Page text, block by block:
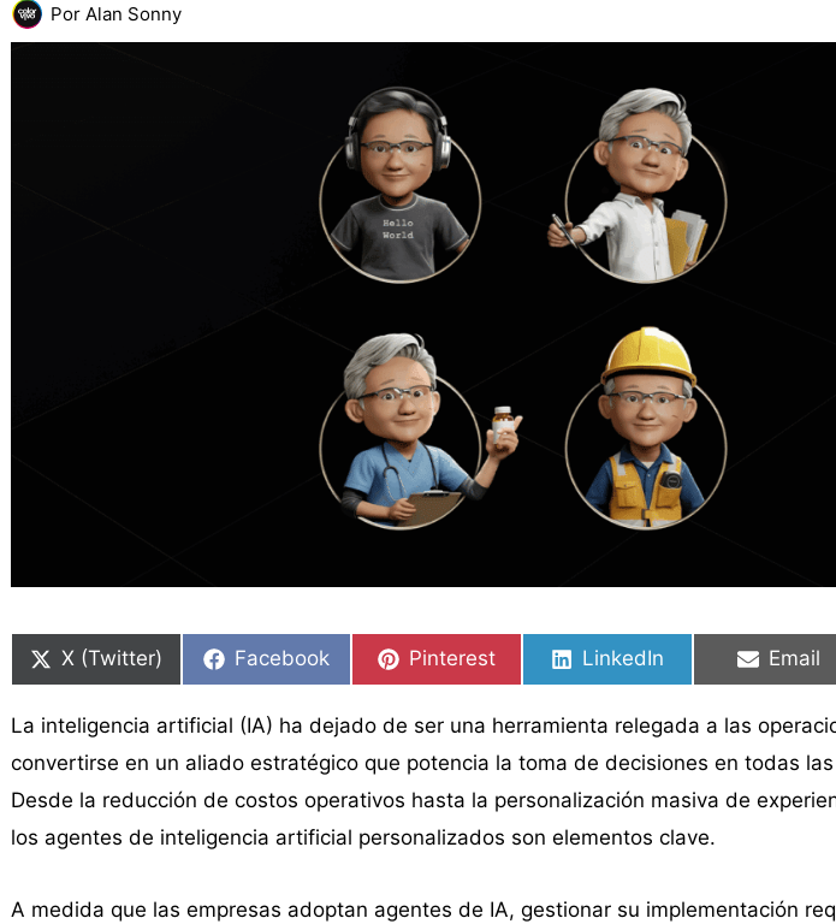
Por Alan Sonny
en
X (Twitter)
en
Facebook
en
Pinterest
en
LinkedIn
en
Email
La inteligencia artificial (IA) ha dejado de ser una herramienta relegada a las
convertirse en un aliado estratégico que potencia la toma de decisiones en todas
Desde la reducción de costos operativos hasta la personalización masiva de
los agentes de inteligencia artificial personalizados son elementos clave.
A medida que las empresas adoptan agentes de IA, gestionar su implementación
en
en
en
en
en